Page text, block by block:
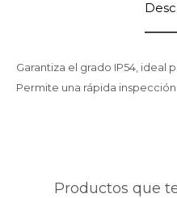
Garantiza el grado IP54, ideal
Permite una rápida
Productos que